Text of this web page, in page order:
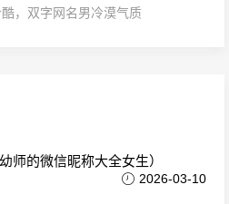
，双字网名男冷漠气质
师的微信昵称大全女生）
2026-03-10